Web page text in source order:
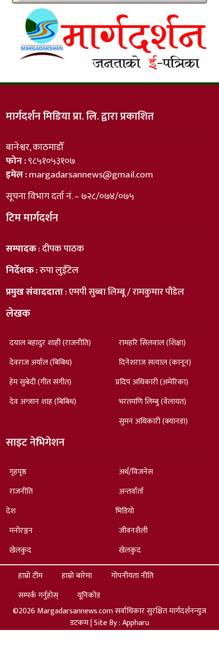
मार्गदर्शन मिडिया प्रा. लि. द्वारा प्रकाशित
बानेश्वर, काठमाडौँ
फोन :९८५१०५३१०७
इमेल :margadarsannews@gmail.com
सूचना विभाग दर्ता नं. – ७२८/०७४/०७५
टिम मार्गदर्शन
सम्पादक: दीपक पाठक
निर्देशक: रुपा लुइँटेल
प्रमुख संवाददाता: एमपी सुब्बा लिम्बू / रामकुमार पौडेल
लेखक
दयाल बहादुर शाही (राजनीति)
देवराज अर्याल (बिबिध)
हेम सुबेदी (गीत संगीत)
देव अन्जान शाह (बिबिध)
रामहरि सिलवाल (शिक्षा)
दिनेशराज सत्याल (कानून)
प्रदिप अधिकारी (अमेरिका)
भरतमणि लिम्बु (वेलायत)
सुमन अधिकारी (क्यानडा)
साइट नेभिगेशन
गृहपृष्ठ
राजनीति
देश
मनोरञ्जन
खेलकुद
अर्थ/विजनेस
अन्तर्वार्ता
भिडियो
जीवनशैली
खेलकुद
हाम्रो टीम
हाम्रो बारेमा
गोपनीयता नीति
सम्पर्क गर्नुहोस्
यूनिकोड
©2026 Margadarsannews.com सर्वाधिकार सुरक्षित मार्गदर्शनन्युज
डटकम | Site By :Appharu